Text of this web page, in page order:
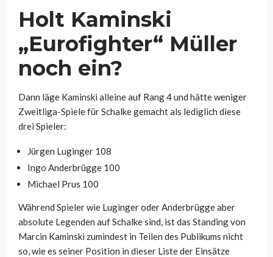
Holt Kaminski
„Eurofighter“ Müller
noch ein?
Dann läge Kaminski alleine auf Rang 4 und hätte weniger
Zweitliga-Spiele für Schalke gemacht als lediglich diese
drei Spieler:
Jürgen Luginger 108
Ingo Anderbrügge 100
Michael Prus 100
Während Spieler wie Luginger oder Anderbrügge aber
absolute Legenden auf Schalke sind, ist das Standing von
Marcin Kaminski zumindest in Teilen des Publikums nicht
so, wie es seiner Position in dieser Liste der Einsätze